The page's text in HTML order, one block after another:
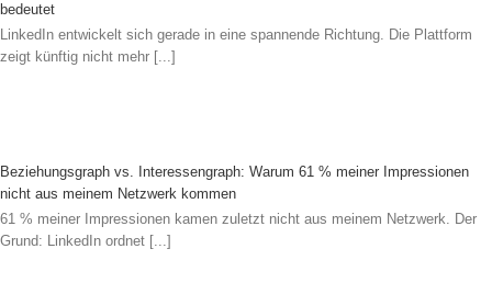
bedeutet
LinkedIn entwickelt sich gerade in eine spannende Richtung. Die Plattform
zeigt künftig nicht mehr [...]
Beziehungsgraph vs. Interessengraph: Warum 61 % meiner Impressionen
nicht aus meinem Netzwerk kommen
61 % meiner Impressionen kamen zuletzt nicht aus meinem Netzwerk. Der
Grund: LinkedIn ordnet [...]